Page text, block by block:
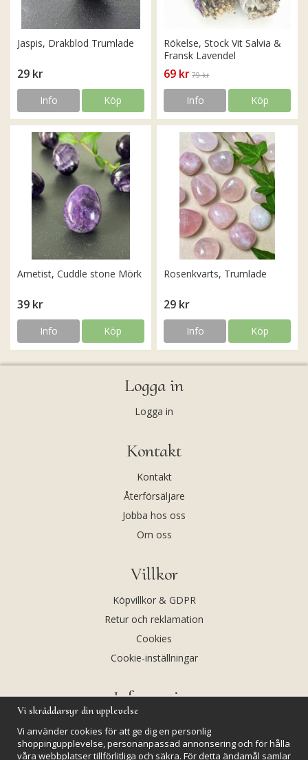
Jaspis, Drakblod Trumlade
29 kr
Info Köp
Rökelse, Stock Vit Salvia &
Fransk Lavendel
69 kr 79 kr
Info Köp
Ametist, Cuddle stone Mörk
39 kr
Info Köp
Rosenkvarts, Trumlade
29 kr
Info Köp
Logga in
Logga in
Kontakt
Kontakt
Återförsäljare
Jobba hos oss
Om oss
Villkor
Köpvillkor & GDPR
Retur och reklamation
Cookies
Cookie-inställningar
Information
Kalendarium
Vi skräddarsyr din upplevelse
Vi använder cookies för att ge dig en personlig
shoppingupplevelse, personanpassad annonsering och för hålla
våra webbplatser tillförlitliga och säkra. För detta ändamål samlar